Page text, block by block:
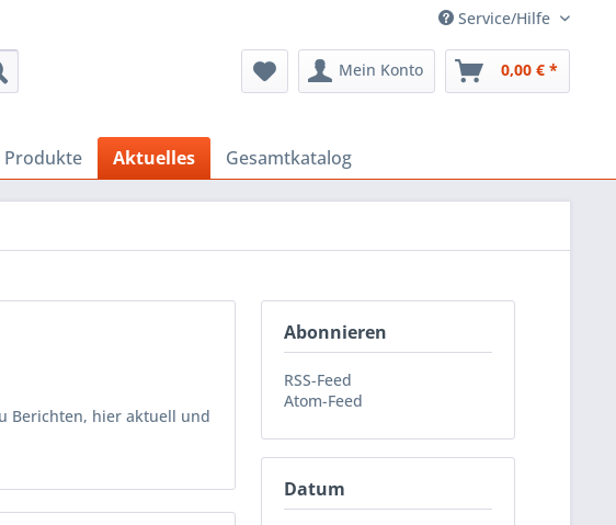
Service/Hilfe
Mein Konto 0,00 € *
Produkte Aktuelles Gesamtkatalog
Abonnieren
RSS-Feed
Atom-Feed
Datum
Berichten, hier aktuell und